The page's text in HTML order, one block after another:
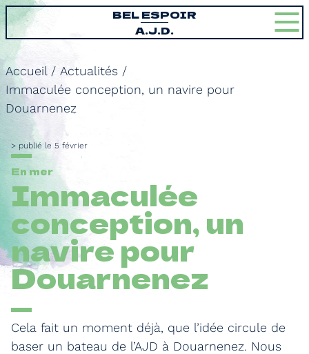
BEL ESPOIR
A.J.D.
Accueil / Actualités /
Immaculée conception, un navire pour
Douarnenez
publié le 5 février
En mer
Immaculée
conception, un
navire pour
Douarnenez
Cela fait un moment déjà, que l’idée circule de
baser un bateau de l’AJD à Douarnenez. Nous